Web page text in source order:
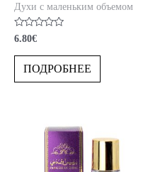
Духи с маленьким объемом
Оценка
0
из
6.80€
ПОДРОБНЕЕ